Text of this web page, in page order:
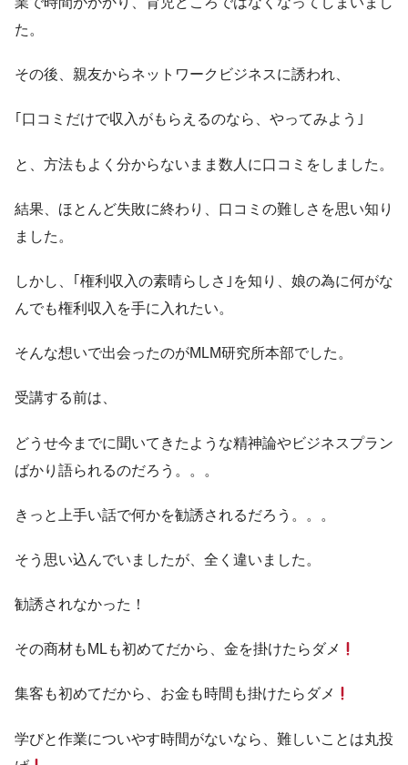
た。
その後、親友からネットワークビジネスに誘われ、
｢口コミだけで収入がもらえるのなら、やってみよう｣
と、方法もよく分からないまま数人に口コミをしました。
結果、ほとんど失敗に終わり、口コミの難しさを思い知り
ました。
しかし、｢権利収入の素晴らしさ｣を知り、娘の為に何がな
んでも権利収入を手に入れたい。
そんな想いで出会ったのがMLM研究所本部でした。
受講する前は、
どうせ今までに聞いてきたような精神論やビジネスプラン
ばかり語られるのだろう。。。
きっと上手い話で何かを勧誘されるだろう。。。
そう思い込んでいましたが、全く違いました。
勧誘されなかった！
その商材もMLも初めてだから、金を掛けたらダメ
集客も初めてだから、お金も時間も掛けたらダメ
学びと作業についやす時間がないなら、難しいことは丸投